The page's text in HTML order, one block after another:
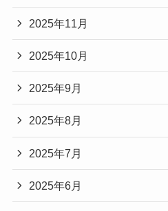
2025年11月
2025年10月
2025年9月
2025年8月
2025年7月
2025年6月